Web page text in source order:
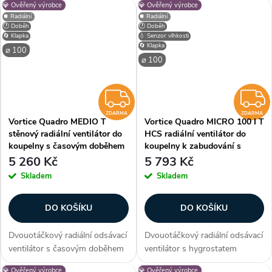
doběhem 3 až 20 minut na
zabudování do zdi nebo stropu
(podhledu) vhodný pro
odsávání...
bytech, kancelářích, včetně
místností s vysokou relativní
vlhkostí (koupelny, WC,...
🕐 Doběh
⌀ 100
💎 Ověřený výrobce
⏹️ Radiální
🔄 Klapka
ZDARMA
ZDARMA
Vortice Quadro MEDIO T
stěnový radiální ventilátor do
koupelny s časovým doběhem
5 260 Kč
Skladem
DO KOŠÍKU
Dvouotáčkový radiální odsávací
ventilátor s časovým doběhem
3 až 20 minut vhodný pro
🕐 Doběh
💧 Senzor vlhkosti
⌀ 100
💎 Ověřený výrobce
⏹️ Radiální
🔄 Klapka
ZDARMA
Vortice Quadro MICRO 100 I T
HCS radiální ventilátor do
koupelny k zabudování s
hygrostatem
5 793 Kč
Skladem
DO KOŠÍKU
Dvouotáčkový radiální odsávací
ventilátor s hygrostatem
(čidlem vlhkosti) a časovým